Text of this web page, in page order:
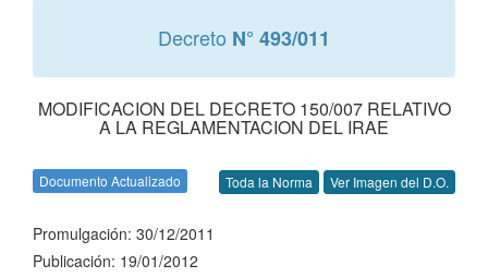
Decreto N° 493/011
MODIFICACION DEL DECRETO 150/007 RELATIVO
A LA REGLAMENTACION DEL IRAE
Documento Actualizado Toda la Norma Ver Imagen del D.O.
Promulgación: 30/12/2011
Publicación: 19/01/2012